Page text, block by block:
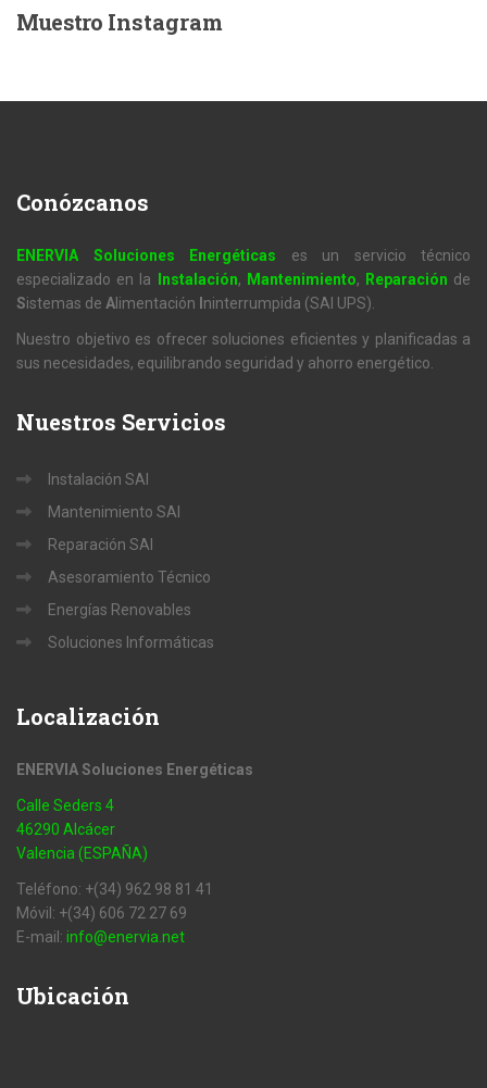
Muestro Instagram
Conózcanos
ENERVIA Soluciones Energéticas es un servicio técnico
especializado en la
Instalación, Mantenimiento, Reparación de
Sistemas de A limentación ninterrumpida (SAI UPS).
Nuestro objetivo es ofrecer soluciones eficientes y planificadas a
sus necesidades, equilibrando seguridad y ahorro energético.
Nuestros Servicios
Instalación SAI
Mantenimiento SAI
Reparación SAI
Asesoramiento Técnico
Energías Renovables
Soluciones Informáticas
Localización
ENERVIA Soluciones Energéticas
Calle Seders 4
46290 Alcácer
Valencia (ESPAÑA)
Teléfono: +(34) 962 98 81 41
Móvil: +(34) 606 72 27 69
E-mail: info@enervia.net
Ubicación